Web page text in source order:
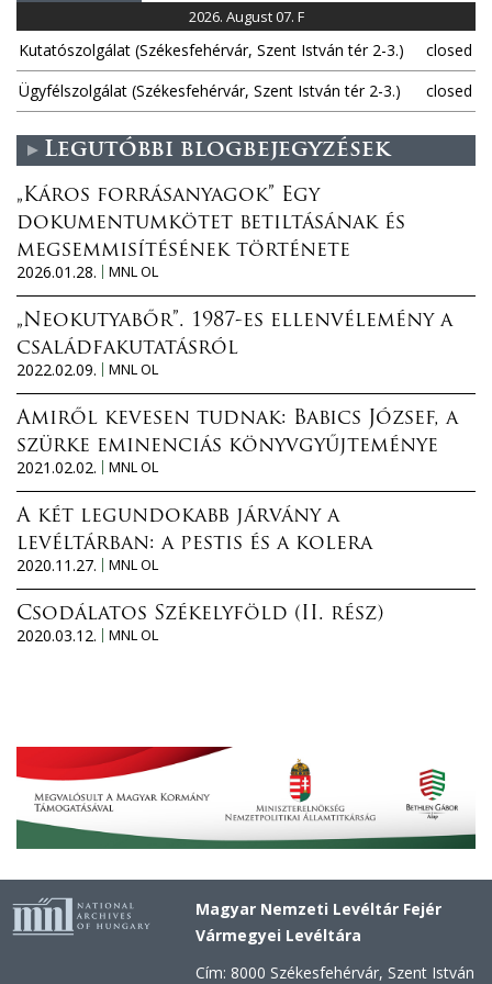
2026. August 07. F
Kutatószolgálat (Székesfehérvár, Szent István tér 2-3.)
closed
Ügyfélszolgálat (Székesfehérvár, Szent István tér 2-3.)
closed
Legutóbbi blogbejegyzések
„Káros forrásanyagok” Egy
dokumentumkötet betiltásának és
megsemmisítésének története
2026.01.28.
MNL OL
„Neokutyabőr”. 1987-es ellenvélemény a
családfakutatásról
2022.02.09.
MNL OL
Amiről kevesen tudnak: Babics József, a
szürke eminenciás könyvgyűjteménye
2021.02.02.
MNL OL
A két legundokabb járvány a
levéltárban: a pestis és a kolera
2020.11.27.
MNL OL
Csodálatos Székelyföld (II. rész)
2020.03.12.
MNL OL
Magyar Nemzeti Levéltár Fejér
Vármegyei Levéltára
Cím: 8000 Székesfehérvár, Szent István